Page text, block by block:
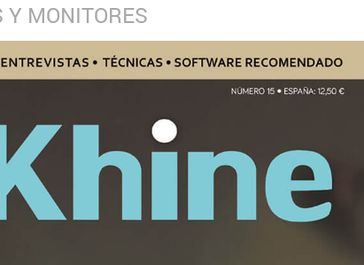
Y MONITORES